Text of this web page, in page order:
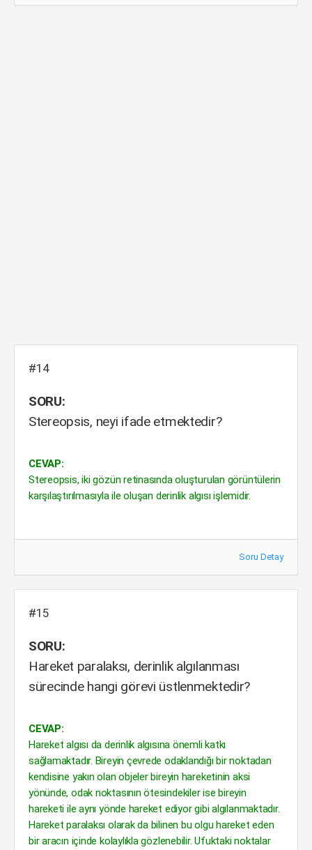
#14
SORU:
Stereopsis, neyi ifade etmektedir?
CEVAP:
Stereopsis, iki gözün retinasında oluşturulan görüntülerin
karşılaştırılmasıyla ile oluşan derinlik algısı işlemidir.
Soru Detay
#15
SORU:
Hareket paralaksı, derinlik algılanması
sürecinde hangi görevi üstlenmektedir?
CEVAP:
Hareket algısı da derinlik algısına önemli katkı
sağlamaktadır. Bireyin çevrede odaklandığı bir noktadan
kendisine yakın olan objeler bireyin hareketinin aksi
yönünde, odak noktasının ötesindekiler ise bireyin
hareketi ile aynı yönde hareket ediyor gibi algılanmaktadır.
Hareket paralaksı olarak da bilinen bu olgu hareket eden
bir aracın içinde kolaylıkla gözlenebilir. Ufuktaki noktalar